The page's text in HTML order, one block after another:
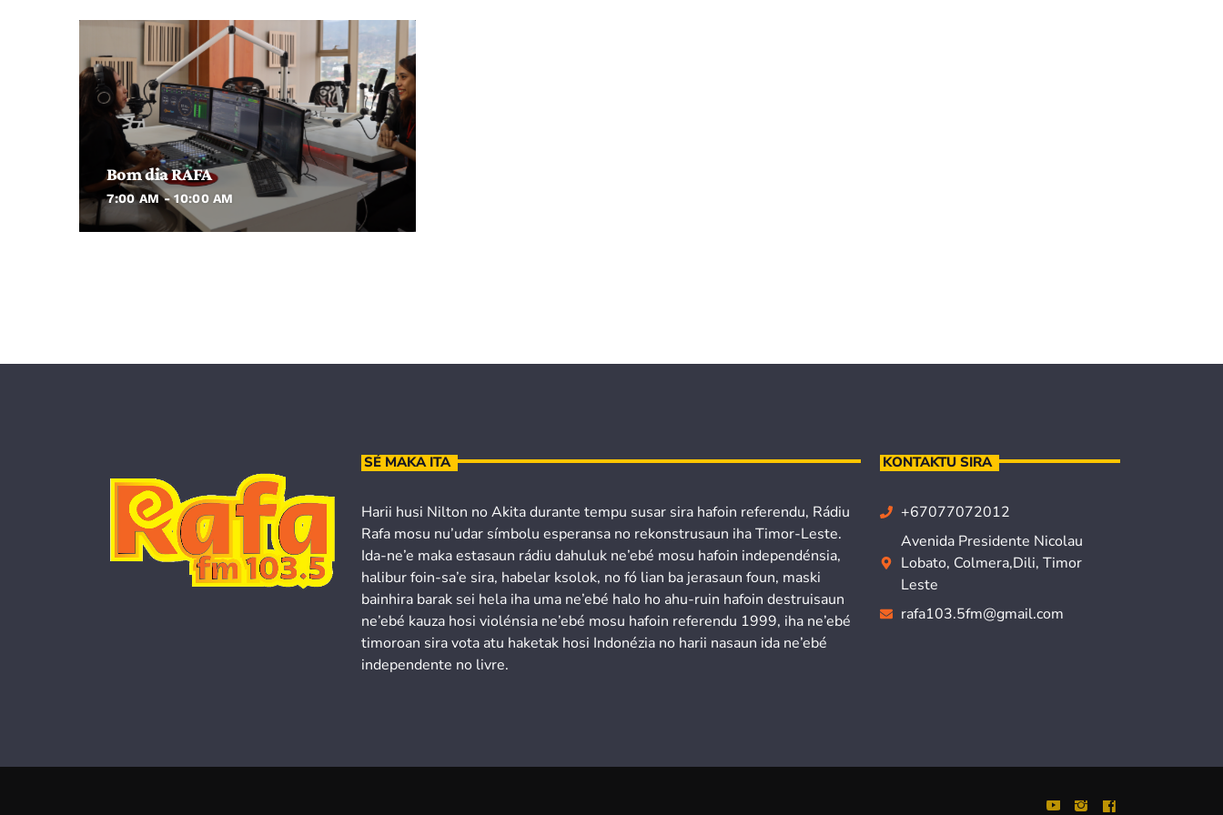
Bom dia RAFA
7:00 AM - 10:00 AM
SÉ MAKA ITA
Harii husi Nilton no Akita durante tempu susar sira hafoin referendu, Rádiu
Rafa mosu nu’udar símbolu esperansa no rekonstrusaun iha Timor-Leste.
Ida-ne’e maka estasaun rádiu dahuluk ne’ebé mosu hafoin independénsia,
halibur foin-sa’e sira, habelar ksolok, no fó lian ba jerasaun foun, maski
bainhira barak sei hela iha uma ne’ebé halo ho ahu-ruin hafoin destruisaun
ne’ebé kauza hosi violénsia ne’ebé mosu hafoin referendu 1999, iha ne’ebé
timoroan sira vota atu haketak hosi Indonézia no harii nasaun ida ne’ebé
independente no livre.
KONTAKTU SIRA
+67077072012
Avenida Presidente Nicolau
Lobato, Colmera,Dili, Timor
Leste
rafa103.5fm@gmail.com